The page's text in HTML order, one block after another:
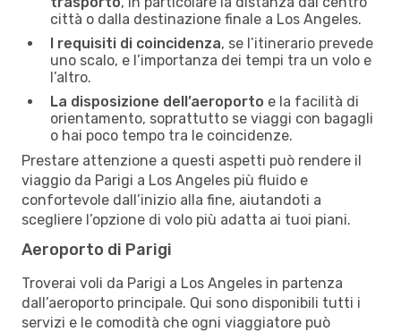
città o dalla destinazione finale a Los Angeles.
I requisiti di coincidenza, se l’itinerario prevede
uno scalo, e l’importanza dei tempi tra un volo e
l’altro.
La disposizione dell’aeroporto e la facilità di
orientamento, soprattutto se viaggi con bagagli
o hai poco tempo tra le coincidenze.
Prestare attenzione a questi aspetti può rendere il
viaggio da Parigi a Los Angeles più fluido e
confortevole dall’inizio alla fine, aiutandoti a
scegliere l’opzione di volo più adatta ai tuoi piani.
Aeroporto di Parigi
Troverai voli da Parigi a Los Angeles in partenza
dall’aeroporto principale. Qui sono disponibili tutti i
servizi e le comodità che ogni viaggiatore può